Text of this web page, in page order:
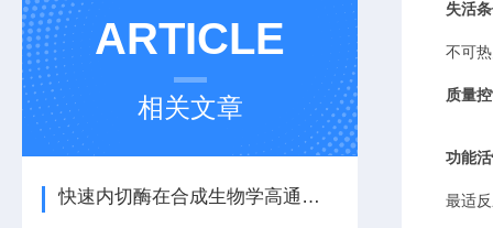
ARTICLE
相关文章
快速内切酶在合成生物学高通量构建中的优势
失活
不可
质量
功能
最适